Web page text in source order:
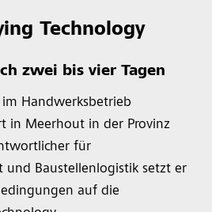
Technology
zwei bis vier Tagen
Handwerksbetrieb
in Meerhout in der Provinz
für
und Baustellenlogistik setzt er
auf die